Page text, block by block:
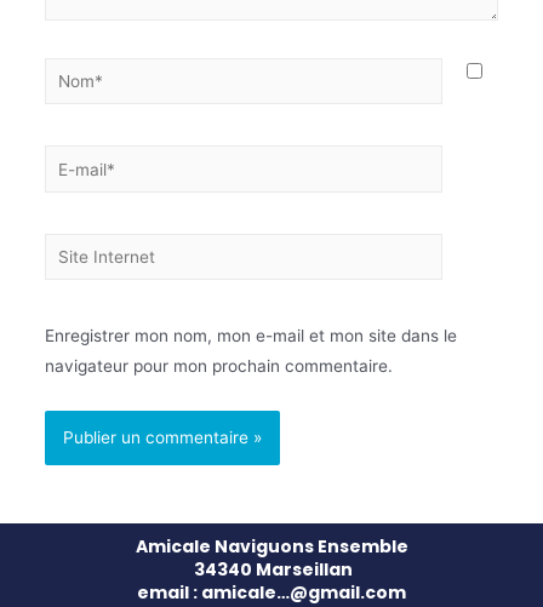
Enregistrer mon nom, mon e-mail et mon site dans le
navigateur pour mon prochain commentaire.
Amicale Naviguons Ensemble
34340 Marseillan
email : amicale…@gmail.com